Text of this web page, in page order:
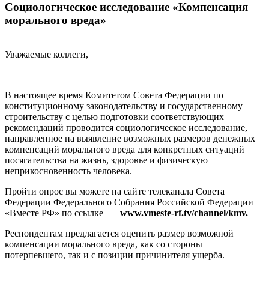
Социологическое исследование «Компенсация
морального вреда»
Уважаемые коллеги,
В настоящее время Комитетом Совета Федерации по
конституционному законодательству и государственному
строительству с целью подготовки соответствующих
рекомендаций проводится социологическое исследование,
направленное на выявление возможных размеров денежных
компенсаций морального вреда для конкретных ситуаций
посягательства на жизнь, здоровье и физическую
неприкосновенность человека.
Пройти опрос вы можете на сайте телеканала Совета
Федерации Федерального Собрания Российской Федерации
«Вместе РФ» по ссылке — www.vmeste-rf.tv/channel/kmv.
Респондентам предлагается оценить размер возможной
компенсации морального вреда, как со стороны
потерпевшего, так и с позиции причинителя ущерба.